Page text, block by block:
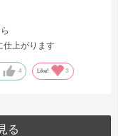
仕上がります
4 Like! 3
る